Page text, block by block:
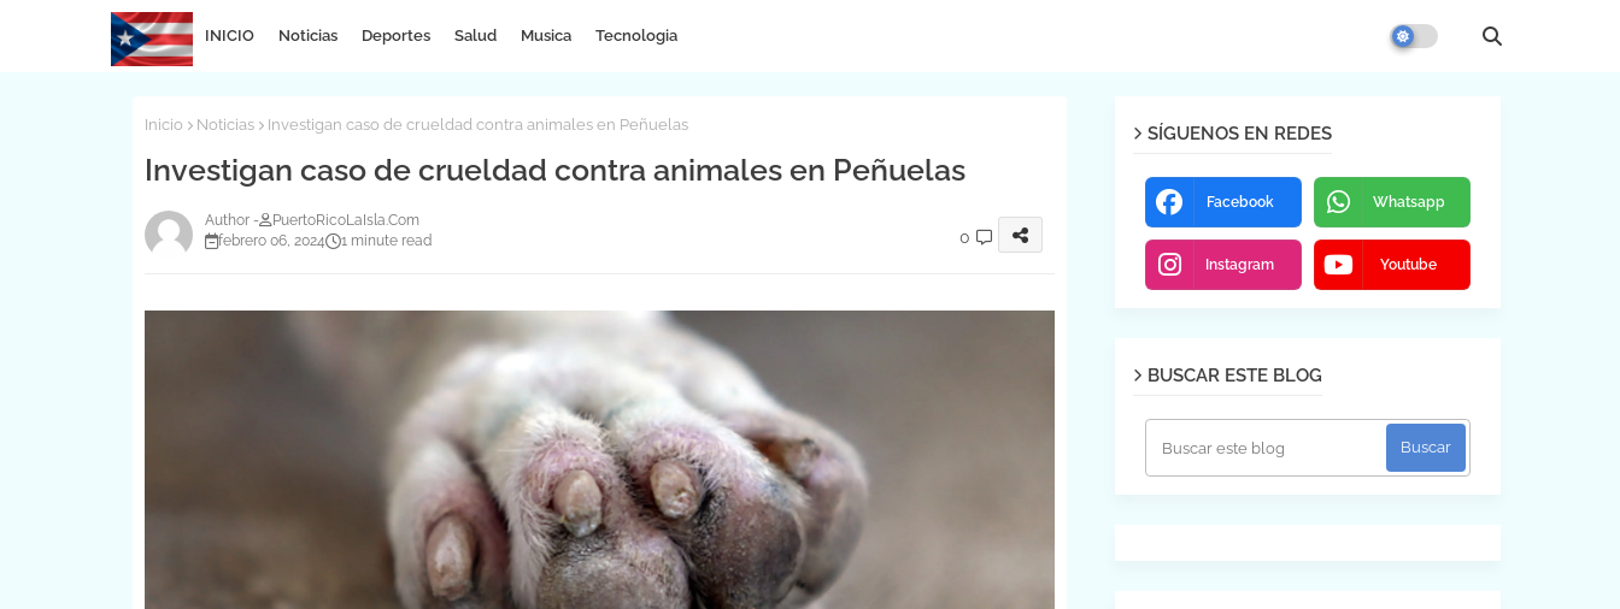
INICIO Noticias Deportes Salud Musica Tecnologia
Inicio Noticias Investigan caso de crueldad contra animales en Peñuelas
Investigan caso de crueldad contra animales en Peñuelas
PuertoRicoLaIsla.Com
febrero 06, 2024
1 minute read 0
SÍGUENOS EN REDES
Facebook Whatsapp
Instagram Youtube
BUSCAR ESTE BLOG